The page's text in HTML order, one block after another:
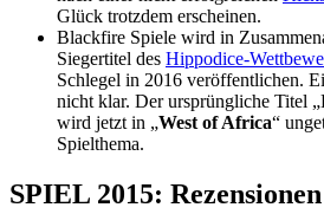
Glück trotzdem erscheinen.
Blackfire Spiele wird in
Siegertitel des Hippodice-
Schlegel in 2016 veröffentlichen.
nicht klar. Der ursprüngliche Titel
wird jetzt in „West of Africa“
Spielthema.
SPIEL 2015: Rezensionen